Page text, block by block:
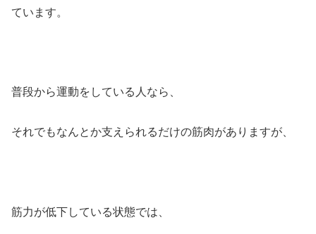
ています。
普段から運動をしている人なら、
それでもなんとか支えられるだけの筋肉がありますが、
筋力が低下している状態では、